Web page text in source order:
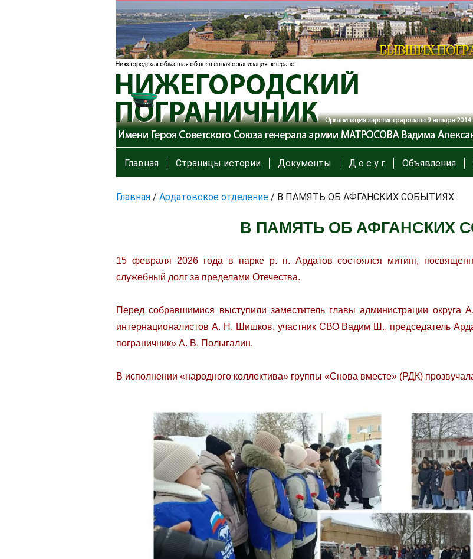
Главная Страницы истории Документы Д о с у г Объявления
Главная / Ардатовское отделение / В ПАМЯТЬ ОБ АФГАНСКИХ СОБЫТИЯХ
В ПАМЯТЬ ОБ АФГАНСКИХ
15 февраля 2026 года в парке р. п. Ардатов состоялся митинг,
служебный долг за пределами Отечества.
Перед собравшимися выступили заместитель главы администрации округа
интернационалистов А. Н. Шишков, участник СВО Вадим Ш., председатель
пограничник» А. В. Полыгалин.
В исполнении «народного коллектива» группы «Снова вместе» (РДК)